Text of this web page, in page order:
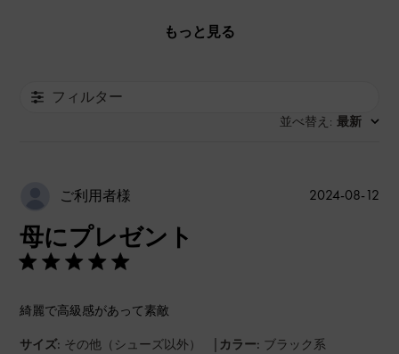
もっと見る
フィルター
並べ替え : 最新
ご利用者様
母にプレゼント
綺麗で高級感があって素敵
サイズ: その他（シューズ以外） | カラー: ブラック系
公
2024-08-12